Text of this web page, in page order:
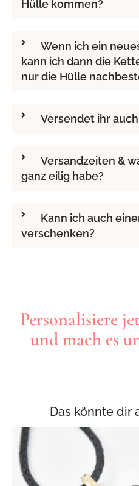
Hülle kommen?
Wenn ich ein
kann ich dann die
nur die Hülle
Versendet ihr
Versandzeiten &
ganz eilig habe?
Kann ich auch
verschenken?
Personalisiere
und mach es
Das könnte dir